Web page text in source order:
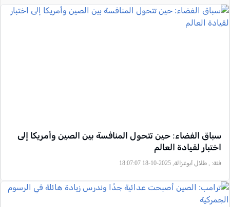
سباق الفضاء: حين تتحول المنافسة بين الصين وأمريكا إلى
اختبار لقيادة العالم
فئة: , طلال أبوغزالة, 2025-10-18 18:07:07